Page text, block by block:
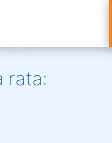
rata: